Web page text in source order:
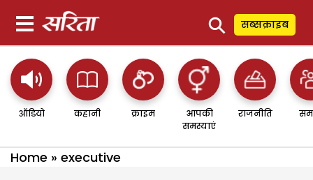
⚲ सब्सक्राइब
ऑडियो कहानी क्राइम
आपकी
समस्याएं
राजनीति
Home » executive